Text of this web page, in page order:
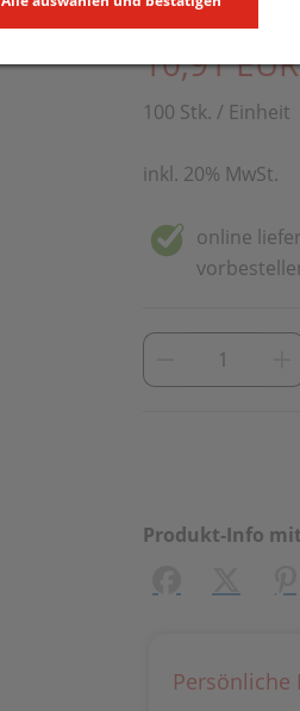
PZN: 3700873
10,91 EUR
100 Stk. / Einheit
inkl. 20% MwSt.
online
Produkt-Info
Persönliche